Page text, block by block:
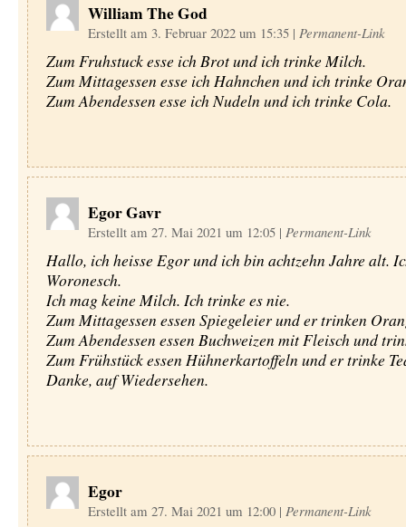
William The God
Erstellt am 3. Februar 2022 um 15:35 | Permanent-Link
Zum Fruhstuck esse ich Brot und ich trinke Milch.
Zum Mittagessen esse ich Hahnchen und ich trinke
Zum Abendessen esse ich Nudeln und ich trinke Cola.
Egor Gavr
Erstellt am 27. Mai 2021 um 12:05 | Permanent-Link
Hallo, ich heisse Egor und ich bin achtzehn Jahre alt.
Woronesch.
Ich mag keine Milch. Ich trinke es nie.
Zum Mittagessen essen Spiegeleier und er trinken
Zum Abendessen essen Buchweizen mit Fleisch und
Zum Frühstück essen Hühnerkartoffeln und er trinke
Danke, auf Wiedersehen.
Egor
Erstellt am 27. Mai 2021 um 12:00 | Permanent-Link